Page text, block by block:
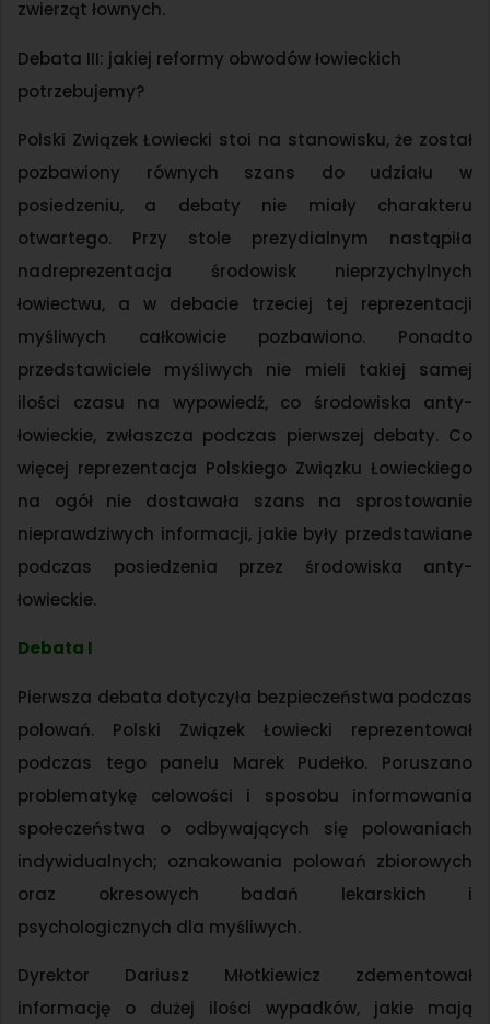
zwierząt łownych.
Debata III: jakiej reformy obwodów łowieckich
potrzebujemy?
Polski Związek Łowiecki stoi na stanowisku, że został
pozbawiony równych szans do udziału w
posiedzeniu, a debaty nie miały charakteru
otwartego. Przy stole prezydialnym nastąpiła
nadreprezentacja środowisk nieprzychylnych
łowiectwu, a w debacie trzeciej tej reprezentacji
myśliwych całkowicie pozbawiono. Ponadto
przedstawiciele myśliwych nie mieli takiej samej
ilości czasu na wypowiedź, co środowiska anty-
łowieckie, zwłaszcza podczas pierwszej debaty. Co
więcej reprezentacja Polskiego Związku Łowieckiego
na ogół nie dostawała szans na sprostowanie
nieprawdziwych informacji, jakie były przedstawiane
podczas posiedzenia przez środowiska anty-
łowieckie.
Debata I
Pierwsza debata dotyczyła bezpieczeństwa podczas
polowań. Polski Związek Łowiecki reprezentował
podczas tego panelu Marek Pudełko. Poruszano
problematykę celowości i sposobu informowania
społeczeństwa o odbywających się polowaniach
indywidualnych; oznakowania polowań zbiorowych
oraz okresowych badań lekarskich i
psychologicznych dla myśliwych.
Dyrektor Dariusz Młotkiewicz zdementował
informację o dużej ilości wypadków, jakie mają